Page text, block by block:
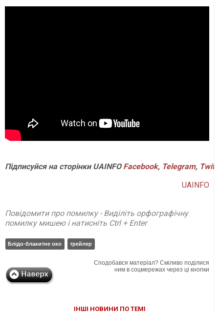
Підписуйся на сторінки UAINFO Facebook, Telegram,
UAINFO
Повідомити про помилку - Виділіть орфографічну
помилку мишею і натисніть Ctrl + Enter
Блідо-блакитне око трейлер
Сподобався матеріал? Сміливо поділися
ним в соцмережах через ці кнопки
ІНШІ НОВИНИ ПО ТЕМІ